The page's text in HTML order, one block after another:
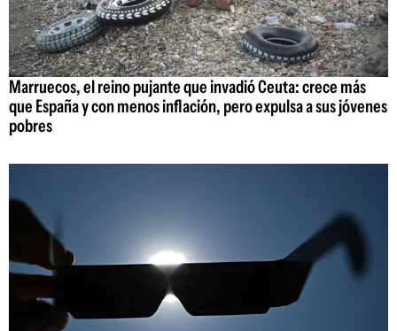
Marruecos, el reino pujante que invadió Ceuta: crece más
que España y con menos inflación, pero expulsa a sus jóvenes
pobres